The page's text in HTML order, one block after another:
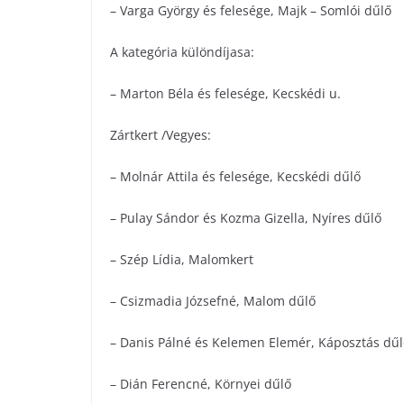
– Varga György és felesége, Majk – Somlói dűlő
A kategória különdíjasa:
– Marton Béla és felesége, Kecskédi u.
Zártkert /Vegyes:
– Molnár Attila és felesége, Kecskédi dűlő
– Pulay Sándor és Kozma Gizella, Nyíres dűlő
– Szép Lídia, Malomkert
– Csizmadia Józsefné, Malom dűlő
– Danis Pálné és Kelemen Elemér, Káposztás
– Dián Ferencné, Környei dűlő